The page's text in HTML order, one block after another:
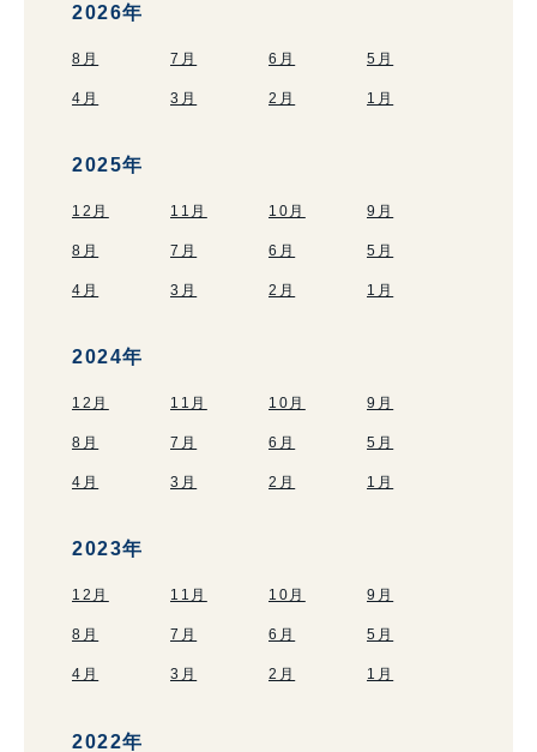
2026年
8月 7月 6月 5月
4月 3月 2月 1月
2025年
12月 11月 10月 9月
8月 7月 6月 5月
4月 3月 2月 1月
2024年
12月 11月 10月 9月
8月 7月 6月 5月
4月 3月 2月 1月
2023年
12月 11月 10月 9月
8月 7月 6月 5月
4月 3月 2月 1月
2022年